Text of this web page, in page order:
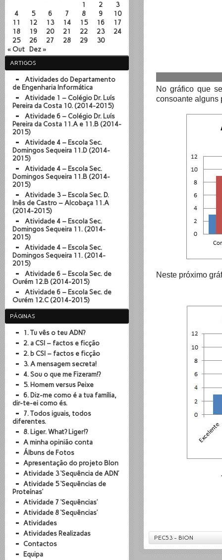
No gráfico que
consoante alguns
Neste próximo
PEC53 - BION
1 2
3
4
5 6 7 8 9
10
11
12 13 14 15 16
17
18
19 20 21 22 23
24
25
26 27 28 29
30
« Out
Dez »
ARTIGOS
Atividades do Departamento
de Engenharia Informática
Atividade 1 – Colégio Dr. Luís
Pereira da Costa 10. (2014-2015)
Atividade 6 – Colégio Dr. Luís
Pereira da Costa 11.A e 11.B (2014-
2015)
Atividade 4 – Escola Sec.
Domingos Sequeira 11.D (2014-
2015)
Atividade 4 – Escola Sec.
Domingos Sequeira 11.B (2014-
2015)
Atividade 3 – Escola Sec. D.
Inês de Castro – Alcobaça 11.A
(2014-2015)
Atividade 4 – Escola Sec.
Domingos Sequeira 11. (2014-
2015)
Atividade 4 – Escola Sec.
Domingos Sequeira 11. (2014-
2015)
Atividade 6 – Escola Sec. de
Ourém 12.B (2014-2015)
Atividade 6 – Escola Sec. de
Ourém 12.C (2014-2015)
PÁGINAS
1. Tu vês o teu ADN?
2. a CSI – factos e ficção
2. b CSI – factos e ficção
3. A mensagem secreta!
4. Sou o que me Fizeram!?
5. Homem versus Peixe
6. Diz-me como é a tua família,
dir-te-ei como és.
7. Todos iguais, todos
diferentes.
8. Liger. What? Liger!?
A minha opinião conta
Álbuns de Fotos
Apresentação do projeto BIon
Atividade 3 ‘Sequência de ADN’
Atividade 5 ‘Sequências de
Proteínas’
Atividade 7 ‘Sequências’
Atividade 8 ‘Sequências’
Atividades
Atividades Realizadas
Contactos
Equipa